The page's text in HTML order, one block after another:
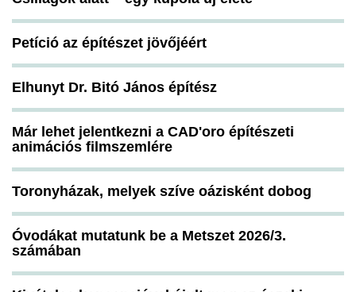
Petíció az építészet jövőjéért
Elhunyt Dr. Bitó János építész
Már lehet jelentkezni a CAD'oro építészeti
animációs filmszemlére
Toronyházak, melyek szíve oázisként dobog
Óvodákat mutatunk be a Metszet 2026/3.
számában